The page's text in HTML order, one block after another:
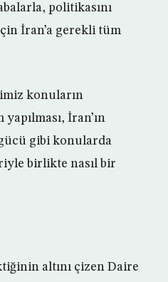
politikasını
İran’a gerekli tüm
konuların
İran’ın
gibi konularda
birlikte nasıl bir
altını çizen Daire